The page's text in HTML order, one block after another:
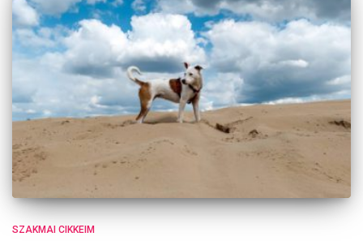
SZAKMAI CIKKEIM